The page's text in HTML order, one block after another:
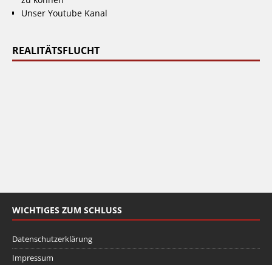
Unser Youtube Kanal
REALITÄTSFLUCHT
WICHTIGES ZUM SCHLUSS
Datenschutzerklärung
Impressum